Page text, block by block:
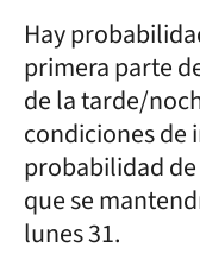
Hay
primera parte
de la tarde/
condiciones de
probabilidad
que se
lunes 31.